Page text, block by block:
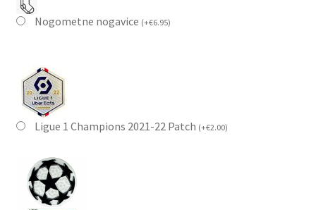
Nogometne nogavice (+€6.95)
Ligue 1 Champions 2021-22 Patch (+€2.00)